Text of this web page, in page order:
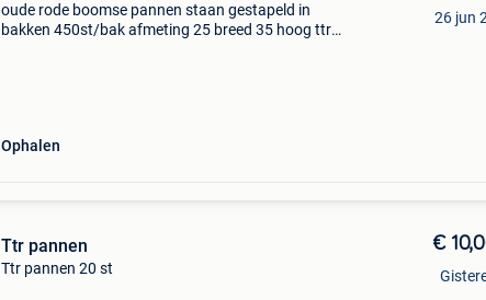
​oude rode boomse pannen staan gestapeld in
bakken 450st/bak afmeting 25 breed 35 hoog ttr
Ophalen
26 jun
Ttr pannen
Ttr pannen 20 st
€